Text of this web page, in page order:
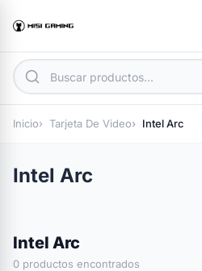
Inicio Tarjeta De Video Intel Arc
Intel Arc
Intel Arc
0 productos encontrados